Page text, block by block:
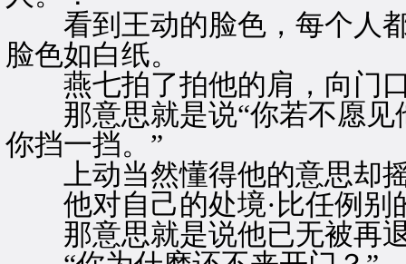
看到王动的脸色，每个人都
脸色如白纸。
燕七拍了拍他的肩，向门口
那意思就是说“你若不愿见
你挡一挡。”
上动当然懂得他的意思却
他对自己的处境·比任例别
那意思就是说他已无被再退